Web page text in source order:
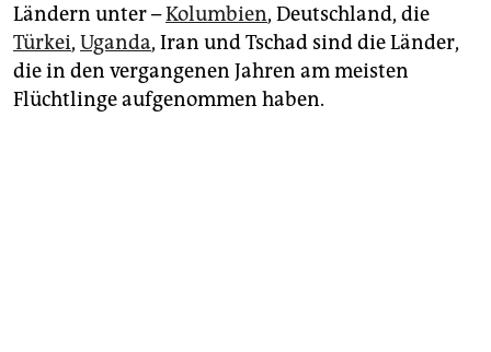
Ländern unter –Kolumbien, Deutschland, die
Türkei, Uganda, Iran und Tschad sind die Länder,
die in den vergangenen Jahren am meisten
Flüchtlinge aufgenommen haben.